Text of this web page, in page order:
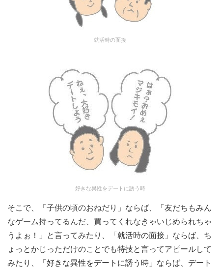
就活時の面接
好きな異性をデートに誘う時
そこで、「子供の頃のおねだり」ならば、「友だちもみん
なゲーム持ってるんだ、買ってくれなきゃいじめられちゃ
うよぉ！」と言ってみたり、「就活時の面接」ならば、ち
ょっとかじっただけのことでも特技と言ってアピールして
みたり、「好きな異性をデートに誘う時」ならば、デート